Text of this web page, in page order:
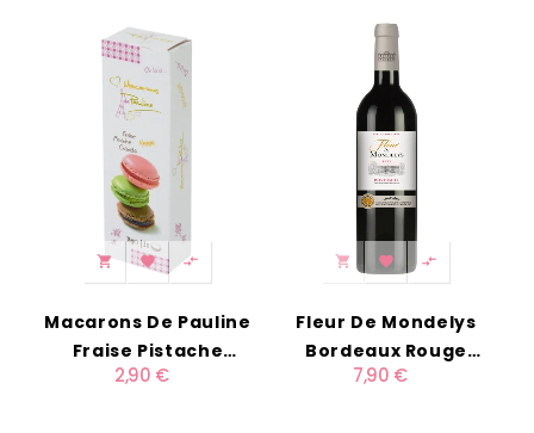
  
Macarons De Pauline
Fraise Pistache
Chocolat X3
2,90 €
  
Fleur De Mondelys
Bordeaux Rouge
A.B.C.* 75cl
7,90 €